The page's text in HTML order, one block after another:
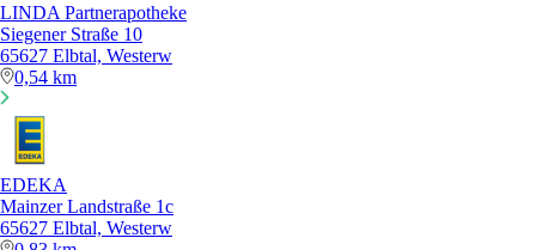
LINDA Partnerapotheke
Siegener Straße 10
65627 Elbtal, Westerw
0,54 km
EDEKA
Mainzer Landstraße 1c
65627 Elbtal, Westerw